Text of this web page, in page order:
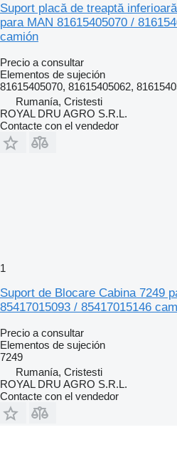
Suport placă de treaptă
para MAN 81615405070 /
camión
Precio a consultar
Elementos de sujeción
81615405070, 81615405062,
Rumanía, Cristesti
ROYAL DRU AGRO S.R.L.
Contacte con el vendedor
1
Suport de Blocare Cabina 7249
85417015093 / 85417015146
Precio a consultar
Elementos de sujeción
7249
Rumanía, Cristesti
ROYAL DRU AGRO S.R.L.
Contacte con el vendedor